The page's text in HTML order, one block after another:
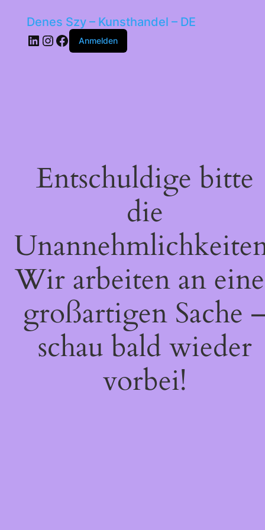
Denes Szy – Kunsthandel – DE
LinkedIn
Instagram
Facebook
Anmelden
Entschuldige bitte
die
Wir arbeiten an
großartigen Sache
schau bald wieder
vorbei!